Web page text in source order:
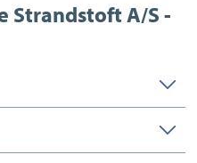
Strandstoft A/S -